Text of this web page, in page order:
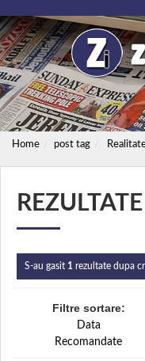
Home post tag
S-au gasit 1 rezultate dupa
Filtre sortare:
Data
Recomandate